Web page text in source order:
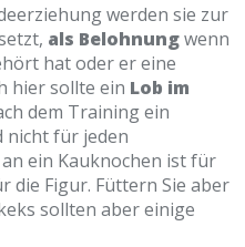
werden sie zur
als Belohnungwenn
hat oder er eine
hier sollte ein Lob im
dem Training ein
nicht für jeden
ein Kauknochen ist für
die Figur. Füttern Sie aber
sollten aber einige